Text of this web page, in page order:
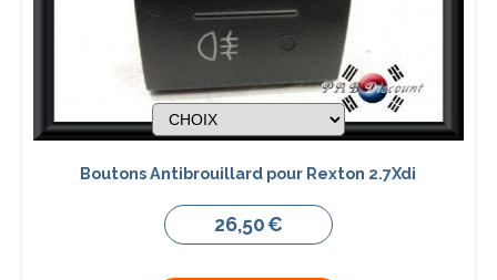
Boutons Antibrouillard pour Rexton 2.7Xdi
26,50€